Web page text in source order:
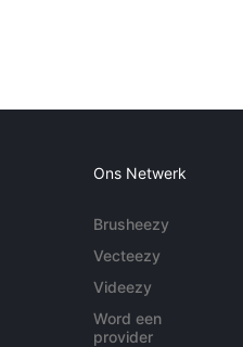
Ons Netwerk
Brusheezy
Vecteezy
Videezy
Word een
provider